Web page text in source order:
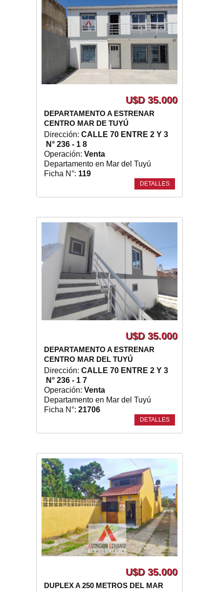
U$D 35.000
DEPARTAMENTO A ESTRENAR
CENTRO MAR DE TUYÚ
Dirección: CALLE 70 ENTRE 2 Y 3
N° 236 - 1 8
Operación: Venta
Departamento en Mar del Tuyú
Ficha N°: 119
DETALLES
U$D 35.000
DEPARTAMENTO A ESTRENAR
CENTRO MAR DEL TUYÚ
Dirección: CALLE 70 ENTRE 2 Y 3
N° 236 - 1 7
Operación: Venta
Departamento en Mar del Tuyú
Ficha N°: 21706
DETALLES
U$D 35.000
DUPLEX A 250 METROS DEL MAR